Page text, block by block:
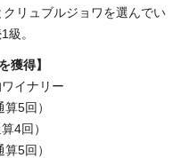
リュブルジョワを選んでい
級。
獲得】
イナリー
5回）
4回）
5回）